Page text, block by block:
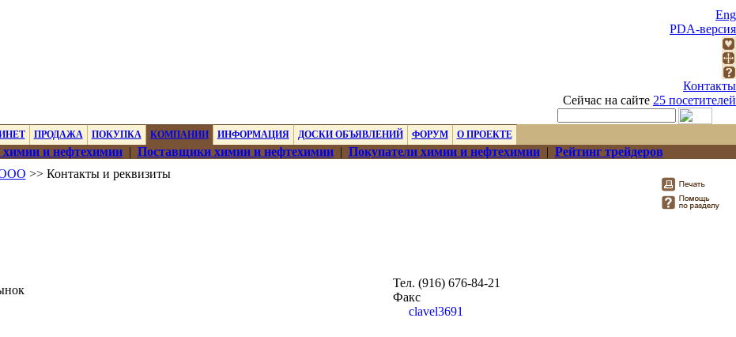
Eng
PDA-версия
Контакты
Сейчас на сайте 25 посетителей
ПРОДАЖА ПОКУПКА КОМПАНИИ ИНФОРМАЦИЯ ДОСКИ ОБЪЯВЛЕНИЙ ФОРУМ О ПРОЕКТЕ
химии и нефтехимии| Поставщики химии и нефтехимии| Покупатели химии и нефтехимии| Рейтинг трейдеров
>> Контакты и реквизиты
Тел. (916) 676-84-21
Факс
clavel3691